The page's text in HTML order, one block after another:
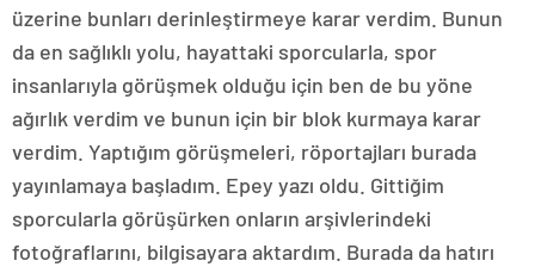
üzerine bunları derinleştirmeye karar verdim. Bunun
da en sağlıklı yolu, hayattaki sporcularla, spor
insanlarıyla görüşmek olduğu için ben de bu yöne
ağırlık verdim ve bunun için bir blok kurmaya karar
verdim. Yaptığım görüşmeleri, röportajları burada
yayınlamaya başladım. Epey yazı oldu. Gittiğim
sporcularla görüşürken onların arşivlerindeki
fotoğraflarını, bilgisayara aktardım. Burada da hatırı